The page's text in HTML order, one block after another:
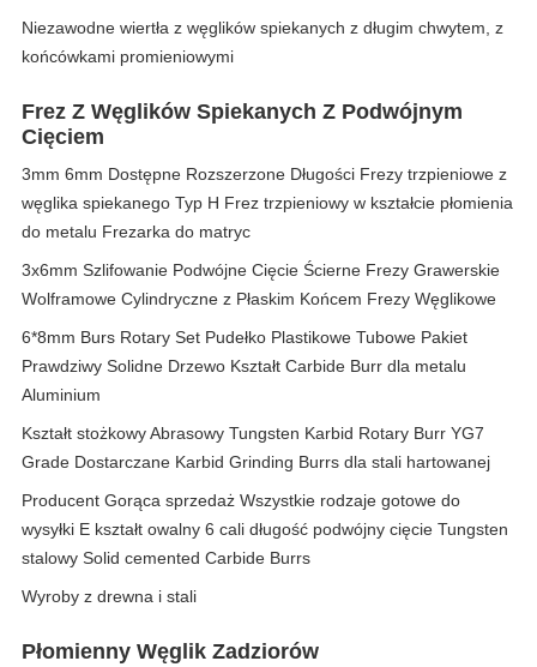
Niezawodne wiertła z węglików spiekanych z długim chwytem, ​​z
końcówkami promieniowymi
Frez Z Węglików Spiekanych Z Podwójnym
Cięciem
3mm 6mm Dostępne Rozszerzone Długości Frezy trzpieniowe z
węglika spiekanego Typ H Frez trzpieniowy w kształcie płomienia
do metalu Frezarka do matryc
3x6mm Szlifowanie Podwójne Cięcie Ścierne Frezy Grawerskie
Wolframowe Cylindryczne z Płaskim Końcem Frezy Węglikowe
6*8mm Burs Rotary Set Pudełko Plastikowe Tubowe Pakiet
Prawdziwy Solidne Drzewo Kształt Carbide Burr dla metalu
Aluminium
Kształt stożkowy Abrasowy Tungsten Karbid Rotary Burr YG7
Grade Dostarczane Karbid Grinding Burrs dla stali hartowanej
Producent Gorąca sprzedaż Wszystkie rodzaje gotowe do
wysyłki E kształt owalny 6 cali długość podwójny cięcie Tungsten
stalowy Solid cemented Carbide Burrs
Wyroby z drewna i stali
Płomienny Węglik Zadziorów